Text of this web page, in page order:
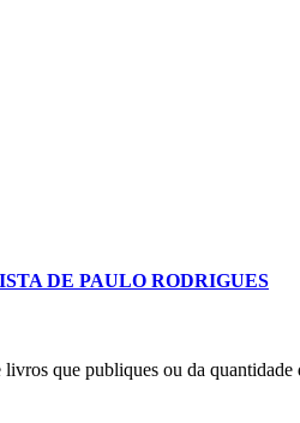
DE PAULO RODRIGUES
que publiques ou da